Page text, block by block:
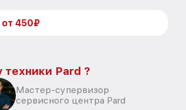
от 450₽
Pard ?
Мастер-супервизор
сервисного центра Pard